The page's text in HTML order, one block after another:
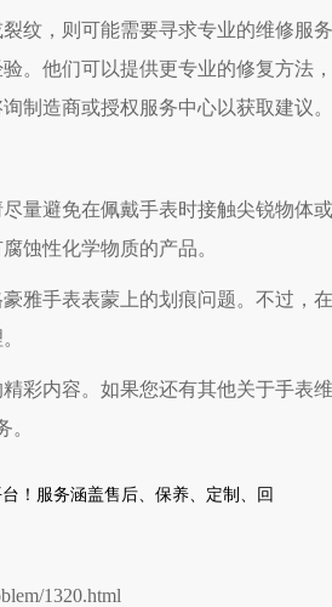
，则可能需要寻求专业的维修服
。他们可以提供更专业的修复方法
制造商或授权服务中心以获取建议。
避免在佩戴手表时接触尖锐物体或
蚀性化学物质的产品。
手表表蒙上的划痕问题。不过，
彩内容。如果您还有其他关于手表
。
1320.html